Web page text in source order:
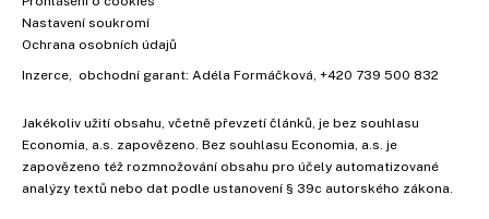
Nastavení soukromí
Ochrana osobních údajů
Inzerce , obchodní garant: Adéla Formáčková +420 739 500 832
Jakékoliv užití obsahu, včetně převzetí článků, je bez souhlasu
Economia, a.s. zapovězeno. Bez souhlasu Economia, a.s. je
zapovězeno též rozmnožování obsahu pro účely automatizované
analýzy textů nebo dat podle ustanovení § 39c autorského zákona.